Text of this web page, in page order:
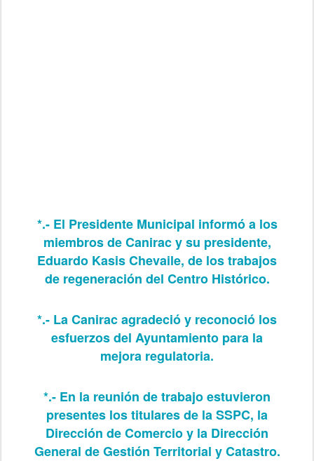
*.- El Presidente Municipal informó a los
miembros de Canirac y su presidente,
Eduardo Kasis Chevaile, de los trabajos
de regeneración del Centro Histórico.
*.- La Canirac agradeció y reconoció los
esfuerzos del Ayuntamiento para la
mejora regulatoria.
*.- En la reunión de trabajo estuvieron
presentes los titulares de la SSPC, la
Dirección de Comercio y la Dirección
General de Gestión Territorial y Catastro.